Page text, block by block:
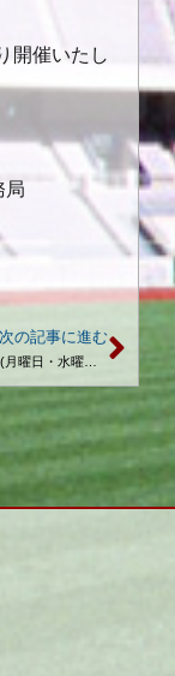
開催いたし
局
次の記事に進む
横大路スクール(月曜日・水曜日) 4月予定日